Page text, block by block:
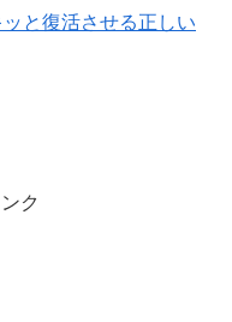
と復活させる正しい
ク